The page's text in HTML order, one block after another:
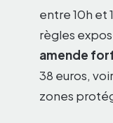
entre 10h et
règles
amende
38 euros,
zones